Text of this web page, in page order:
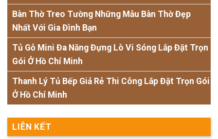
Bàn Thờ Treo Tường Những Mẫu Bàn Thờ Đẹp
Nhất Với Gia Đình Bạn
Tủ Gỗ Mini Đa Năng Đựng Lò Vi Sóng Lắp Đặt Trọn
Gói Ở Hồ Chí Minh
Thanh Lý Tủ Bếp Giả Rẻ Thi Công Lắp Đặt Trọn Gói
Ở Hồ Chí Minh
LIÊN KẾT